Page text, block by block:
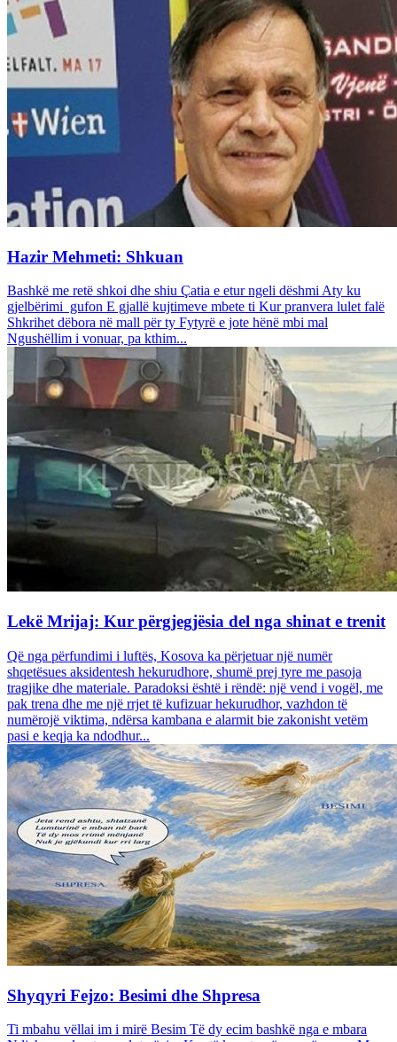
Hazir Mehmeti: Shkuan
Bashkë me retë shkoi dhe shiu Çatia e etur ngeli dëshmi Aty ku
gjelbërimi gufon E gjallë kujtimeve mbete ti Kur pranvera lulet falë
Shkrihet dëbora në mall për ty Fytyrë e jote hënë mbi mal
Ngushëllim i vonuar, pa kthim...
Lekë Mrijaj: Kur përgjegjësia del nga shinat e trenit
Që nga përfundimi i luftës, Kosova ka përjetuar një numër
shqetësues aksidentesh hekurudhore, shumë prej tyre me pasoja
tragjike dhe materiale. Paradoksi është i rëndë: një vend i vogël, me
pak trena dhe me një rrjet të kufizuar hekurudhor, vazhdon të
numërojë viktima, ndërsa kambana e alarmit bie zakonisht vetëm
pasi e keqja ka ndodhur...
Shyqyri Fejzo: Besimi dhe Shpresa
Ti mbahu vëllai im i mirë Besim Të dy ecim bashkë nga e mbara